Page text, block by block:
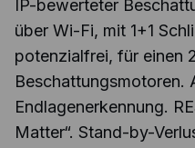
IP-bewerteter
über Wi-Fi, mit 1+1
potenzialfrei, für einen
Beschattungsmotoren.
Endlagenerkennung.
Matter“. Stand-by-